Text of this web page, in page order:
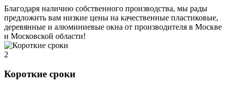
Благодаря наличию собственного производства, мы рады
предложить вам низкие цены на качественные пластиковые,
деревянные и алюминиевые окна от производителя в Москве
и Московской области!
2
Короткие сроки